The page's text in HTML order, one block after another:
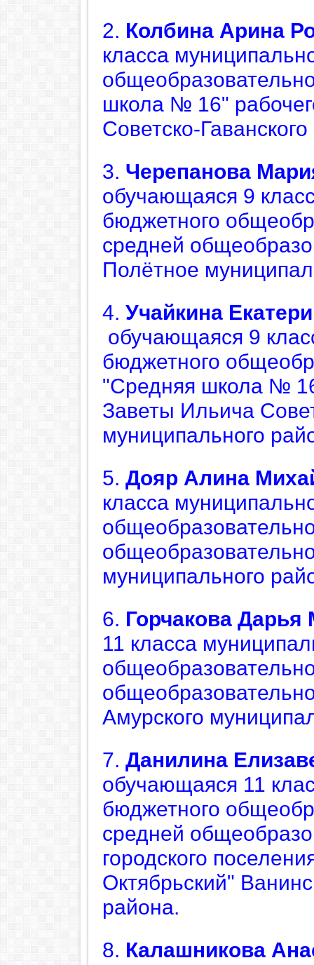
2. Колбина Арина
класса м
школа № 16"
Советско-
3. Черепанова
обучающаяся 9
бюджетного
средней
Полётное
4. Учайкина
обучающаяся 9
бюджетного
"Средняя школа №
Заветы Ильича
муниципального
5. Дояр Алина
класса
муниципального
6. Горчакова Дарья
11 класса
Амурского
7. Данилина
обучающаяся 11
бюджетного
средней
городского
Октябрьский"
района.
8. Калашникова